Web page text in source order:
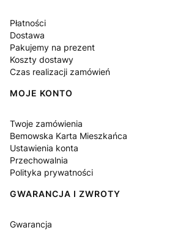
Płatności
Dostawa
Pakujemy na prezent
Koszty dostawy
Czas realizacji zamówień
MOJE KONTO
Twoje zamówienia
Bemowska Karta Mieszkańca
Ustawienia konta
Przechowalnia
Polityka prywatności
GWARANCJA I ZWROTY
Gwarancja